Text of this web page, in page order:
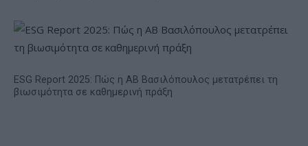
ESG Report 2025: Πώς η ΑΒ Βασιλόπουλος μετατρέπει τη
βιωσιμότητα σε καθημερινή πράξη